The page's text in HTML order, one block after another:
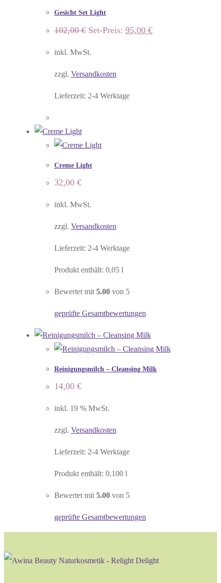
Gesicht Set Light
102,00€ Ursprünglicher
Preis
102,00 €
Set-Preis: 95,00 €Aktueller
Preis
inkl. MwSt.
zzgl. Versandkosten
Lieferzeit: 2-4 Werktage
Creme Light
32,00 €
inkl. MwSt.
zzgl. Versandkosten
Lieferzeit: 2-4 Werktage
Produkt enthält: 0,05 l
Bewertet mit 5.00von 5
geprüfte Gesamtbewertungen
Reinigungsmilch – Cleansing Milk
14,00 €
inkl. 19 % MwSt.
zzgl. Versandkosten
Lieferzeit: 2-4 Werktage
Produkt enthält: 0,100 l
Bewertet mit 5.00von 5
geprüfte Gesamtbewertungen